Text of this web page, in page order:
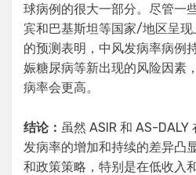
球病例的很大一部分。尽管一
宾和巴基斯坦等国家/地区呈
的预测表明，中风发病率病例
娠糖尿病等新出现的风险因素
病率会更高。
结论： 虽然 ASIR 和 AS-DALY
发病率的增加和持续的差异凸
和政策策略，特别是在低收入